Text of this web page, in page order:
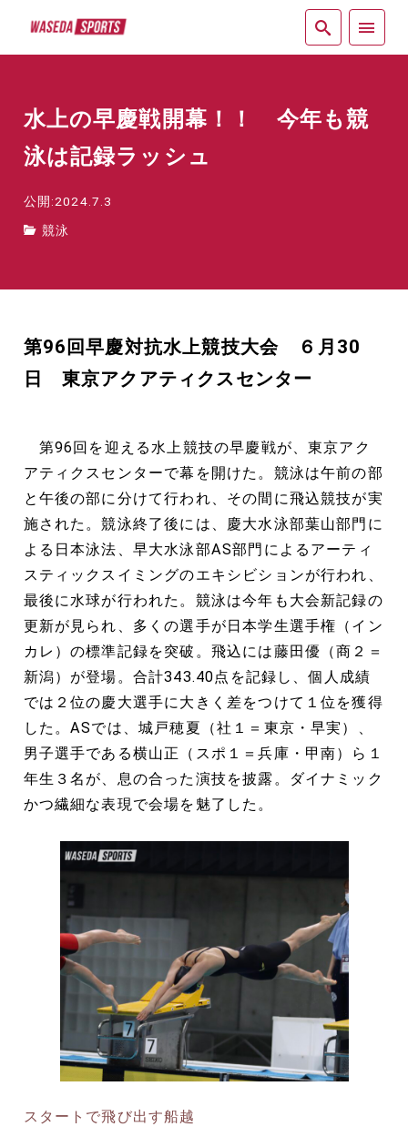
水上の早慶戦開幕！！ 今年も競
泳は記録ラッシュ
公開:2024.7.3
競泳
第96回早慶対抗水上競技大会 ６月30
日 東京アクアティクスセンター
第96回を迎える水上競技の早慶戦が、東京アク
アティクスセンターで幕を開けた。競泳は午前の部
と午後の部に分けて行われ、その間に飛込競技が実
施された。競泳終了後には、慶大水泳部葉山部門に
よる日本泳法、早大水泳部AS部門によるアーティ
スティックスイミングのエキシビションが行われ、
最後に水球が行われた。競泳は今年も大会新記録の
更新が見られ、多くの選手が日本学生選手権（イン
カレ）の標準記録を突破。飛込には藤田優（商２＝
新潟）が登場。合計343.40点を記録し、個人成績
では２位の慶大選手に大きく差をつけて１位を獲得
した。ASでは、城戸穂夏（社１＝東京・早実）、
男子選手である横山正（スポ１＝兵庫・甲南）ら１
年生３名が、息の合った演技を披露。ダイナミック
かつ繊細な表現で会場を魅了した。
スタートで飛び出す船越